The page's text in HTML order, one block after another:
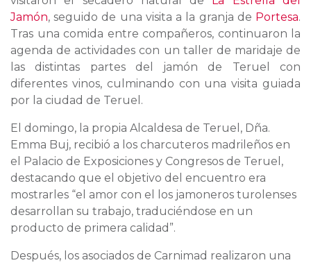
Jamón, seguido de una visita a la granja de Portesa.
Tras una comida entre compañeros, continuaron la
agenda de actividades con un taller de maridaje de
las distintas partes del jamón de Teruel con
diferentes vinos, culminando con una visita guiada
por la ciudad de Teruel.
El domingo, la propia Alcaldesa de Teruel, Dña.
Emma Buj, recibió a los charcuteros madrileños en
el Palacio de Exposiciones y Congresos de Teruel,
destacando que el objetivo del encuentro era
mostrarles “el amor con el los jamoneros turolenses
desarrollan su trabajo, traduciéndose en un
producto de primera calidad”.
Después, los asociados de Carnimad realizaron una